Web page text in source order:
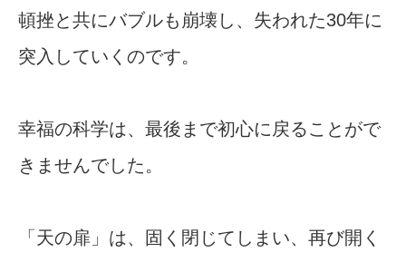
頓挫と共にバブルも崩壊し、失われた30年に
突入していくのです。
幸福の科学は、最後まで初心に戻ることがで
きませんでした。
「天の扉」は、固く閉じてしまい、再び開く